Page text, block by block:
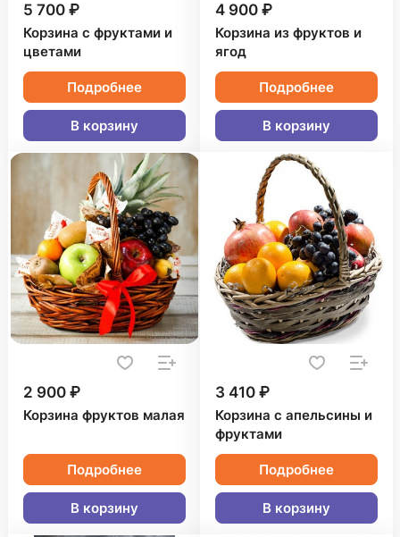
5 700 ₽
Корзина с фруктами и
цветами
Подробнее
В корзину
4 900 ₽
Корзина из фруктов и
ягод
Подробнее
В корзину
2 900 ₽
Корзина фруктов малая
Подробнее
В корзину
3 410 ₽
Корзина с апельсины и
фруктами
Подробнее
В корзину